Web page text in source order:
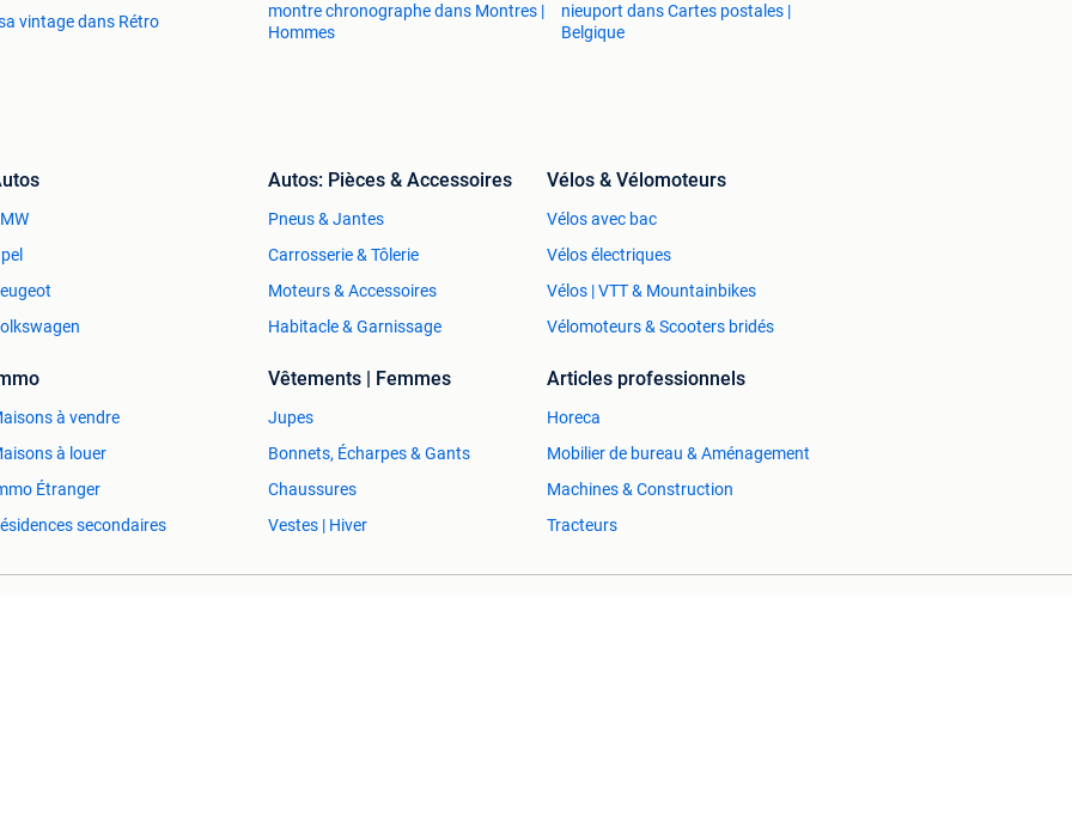
vintage dans Rétro
montre chronographe dans Montres |
Hommes
nieuport dans Cartes postales |
Belgique
Autos: Pièces & Accessoires
Pneus & Jantes
Carrosserie & Tôlerie
Moteurs & Accessoires
Habitacle & Garnissage
Vélos & Vélomoteurs
Vélos avec bac
Vélos électriques
Vélos | VTT & Mountainbikes
Vélomoteurs & Scooters bridés
à vendre
à louer
Étranger
secondaires
Vêtements | Femmes
Jupes
Bonnets, Écharpes & Gants
Chaussures
Vestes | Hiver
Articles professionnels
Horeca
Mobilier de bureau & Aménagement
Machines & Construction
Tracteurs